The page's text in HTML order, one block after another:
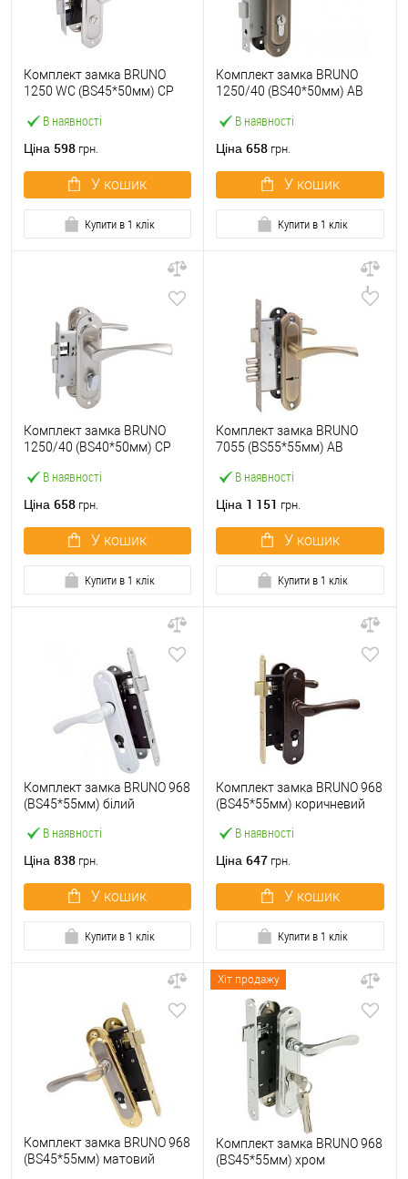
В наявності
Комплект замка BRUNO
1250 WC (BS45*50мм) CP
Ціна 598 грн.
У кошик
Купити в 1 клік
В наявності
Комплект замка BRUNO
1250/40 (BS40*50мм) AB
Ціна 658 грн.
У кошик
Купити в 1 клік
В наявності
Комплект замка BRUNO
1250/40 (BS40*50мм) CP
Ціна 658 грн.
У кошик
Купити в 1 клік
В наявності
Комплект замка BRUNO
7055 (BS55*55мм) AB
Ціна 1 151 грн.
У кошик
Купити в 1 клік
В наявності
Комплект замка BRUNO 968
(BS45*55мм) білий
Ціна 838 грн.
У кошик
Купити в 1 клік
В наявності
Комплект замка BRUNO 968
(BS45*55мм) коричневий
Ціна 647 грн.
У кошик
Купити в 1 клік
Комплект замка BRUNO 968
(BS45*55мм) матовий
Хіт продажу
Комплект замка BRUNO 968
(BS45*55мм) хром